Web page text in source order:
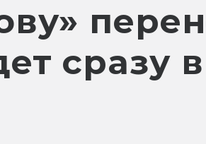
сразу